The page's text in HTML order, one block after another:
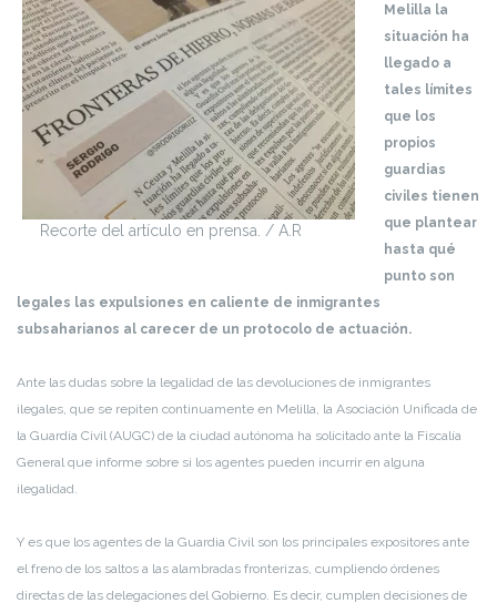
Recorte del artículo en prensa. / A.R
Melilla la
situación ha
llegado a
tales límites
que los
propios
guardias
civiles tienen
que plantear
hasta qué
punto son
legales las expulsiones en caliente de inmigrantes
subsaharianos al carecer de un protocolo de actuación.
Ante las dudas sobre la legalidad de las devoluciones de inmigrantes
ilegales, que se repiten continuamente en Melilla, la Asociación Unificada de
la Guardia Civil (AUGC) de la ciudad autónoma ha solicitado ante la Fiscalía
General que informe sobre si los agentes pueden incurrir en alguna
ilegalidad.
Y es que los agentes de la Guardia Civil son los principales expositores ante
el freno de los saltos a las alambradas fronterizas, cumpliendo órdenes
directas de las delegaciones del Gobierno. Es decir, cumplen decisiones de